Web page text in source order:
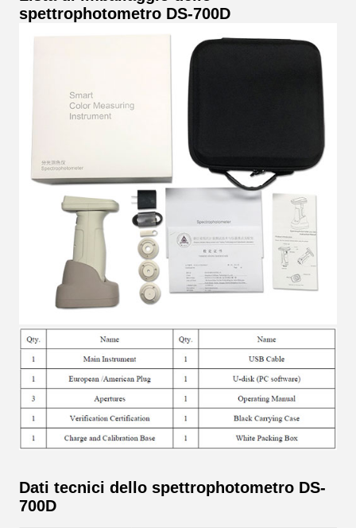
spettrophotometro DS-700D
Dati tecnici dello spettrophotometro DS-
700D